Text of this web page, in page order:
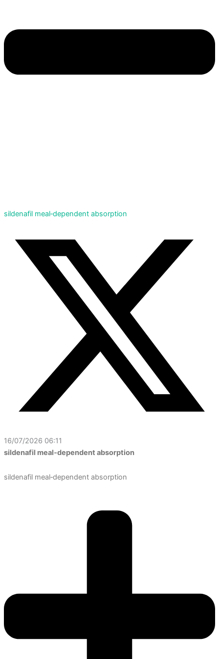
sildenafil meal‑dependent absorption
16/07/2026 06:11
sildenafil meal‑dependent absorption
sildenafil meal‑dependent absorption